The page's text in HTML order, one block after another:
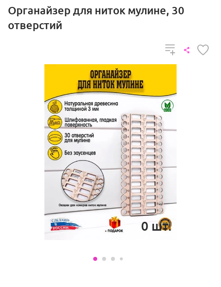
Органайзер для ниток мулине, 30
отверстий
0 шт.